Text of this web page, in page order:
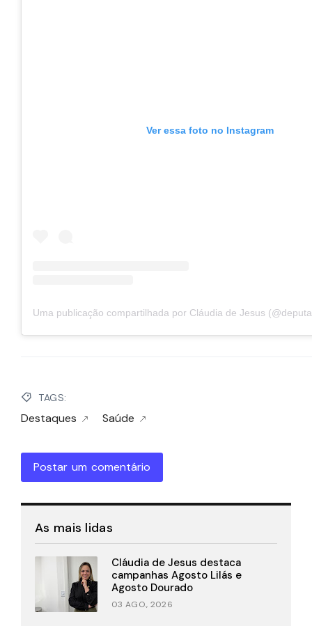
Ver essa foto no Instagram
TAGS:
Destaques Saúde
Postar um comentário
As mais lidas
Cláudia de Jesus destaca
campanhas Agosto Lilás e
Agosto Dourado
03 AGO., 2026